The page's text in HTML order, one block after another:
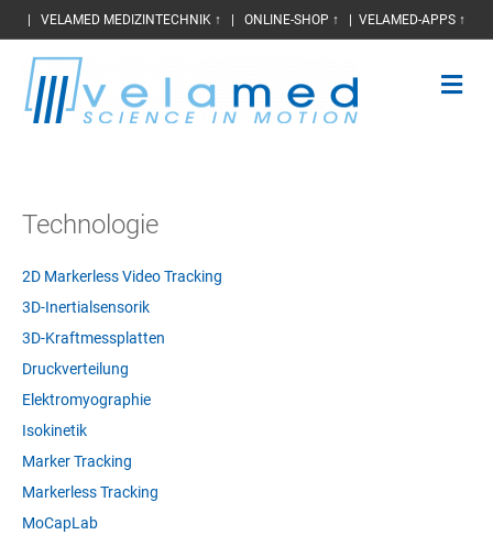
VELAMED MEDIZINTECHNIK ↑ ONLINE-SHOP ↑ VELAMED-APPS ↑
N
a
Technologie
2D Markerless Video Tracking
3D-Inertialsensorik
3D-Kraftmessplatten
Druckverteilung
Elektromyographie
Isokinetik
Marker Tracking
Markerless Tracking
MoCapLab